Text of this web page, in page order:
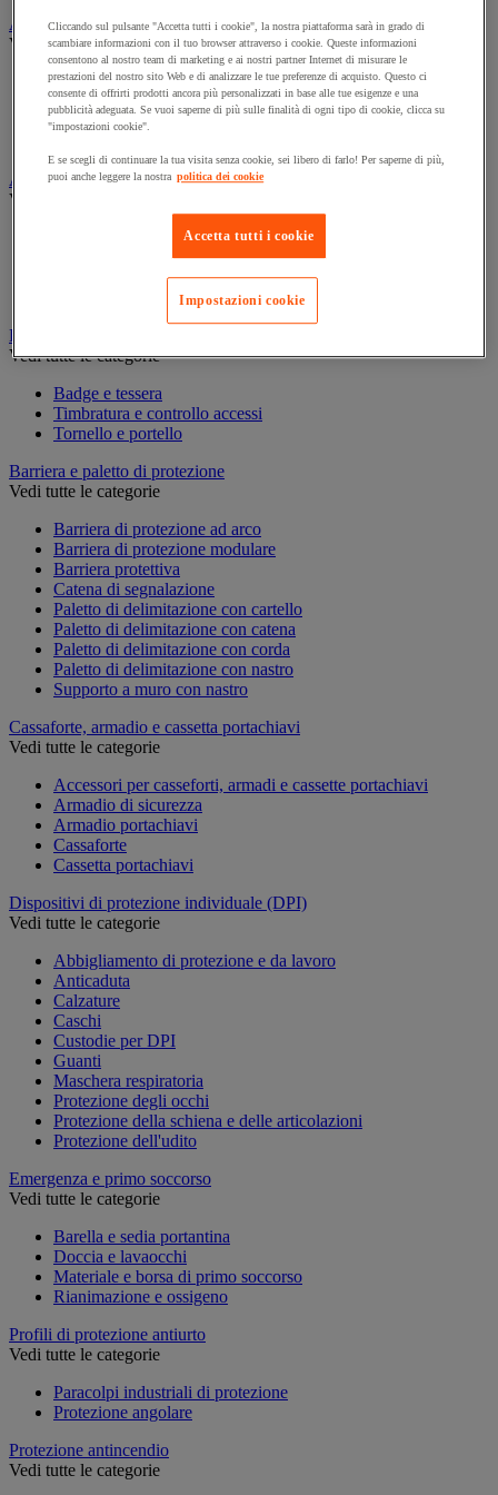
Assorbente industriale
Vedi tutte le categorie
Assorbente
Barriera anti-inquinamento e sistema di deviazione delle
perdite
Attrezzatura e mobili per studi medici
Vedi tutte le categorie
Armadietto pronto soccorso
Lettino, paravento e sedia per studi medici
Materiale per diagnosi di medicina generale
Mobili e forniture per studi medici
Badge e timbratura
Vedi tutte le categorie
Badge e tessera
Timbratura e controllo accessi
Tornello e portello
Barriera e paletto di protezione
Vedi tutte le categorie
Barriera di protezione ad arco
Barriera di protezione modulare
Barriera protettiva
Catena di segnalazione
Paletto di delimitazione con cartello
Paletto di delimitazione con catena
Paletto di delimitazione con corda
Paletto di delimitazione con nastro
Supporto a muro con nastro
Cassaforte, armadio e cassetta portachiavi
Vedi tutte le categorie
Accessori per casseforti, armadi e cassette portachiavi
Armadio di sicurezza
Armadio portachiavi
Cassaforte
Cassetta portachiavi
Dispositivi di protezione individuale (DPI)
Vedi tutte le categorie
Abbigliamento di protezione e da lavoro
Anticaduta
Calzature
Caschi
Custodie per DPI
Guanti
Maschera respiratoria
Protezione degli occhi
Protezione della schiena e delle articolazioni
Protezione dell'udito
Emergenza e primo soccorso
Vedi tutte le categorie
Barella e sedia portantina
Doccia e lavaocchi
Materiale e borsa di primo soccorso
Rianimazione e ossigeno
Profili di protezione antiurto
Vedi tutte le categorie
Paracolpi industriali di protezione
Protezione angolare
Protezione antincendio
Vedi tutte le categorie
Cliccando sul pulsante "Accetta tutti i cookie", la nostra piattaforma sarà in grado di
scambiare informazioni con il tuo browser attraverso i cookie. Queste informazioni
consentono al nostro team di marketing e ai nostri partner Internet di misurare le
prestazioni del nostro sito Web e di analizzare le tue preferenze di acquisto. Questo ci
consente di offrirti prodotti ancora più personalizzati in base alle tue esigenze e una
pubblicità adeguata. Se vuoi saperne di più sulle finalità di ogni tipo di cookie, clicca su
"impostazioni cookie".
E se scegli di continuare la tua visita senza cookie, sei libero di farlo! Per saperne di più,
puoi anche leggere la nostra politica dei cookie
Accetta tutti i cookie
Impostazioni cookie